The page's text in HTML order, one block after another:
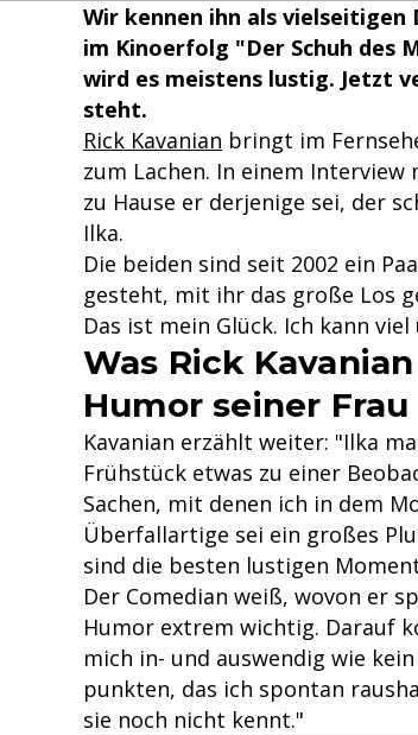
Wir kennen ihn als
im Kinoerfolg "Der Schuh des
wird es meistens lustig. Jetzt
steht.
Rick Kavanian bringt im
zum Lachen. In einem
zu Hause er derjenige sei, der
Ilka.
Die beiden sind seit 2002 ein
gesteht, mit ihr das große Los
Das ist mein Glück. Ich kann
Was Rick
Humor seiner Frau
Kavanian erzählt weiter: "Ilka
Frühstück etwas zu einer
Sachen, mit denen ich in dem
Überfallartige sei ein großes
sind die besten lustigen
Der Comedian weiß, wovon er
Humor extrem wichtig. Darauf
mich in- und auswendig wie
punkten, das ich spontan
sie noch nicht kennt."